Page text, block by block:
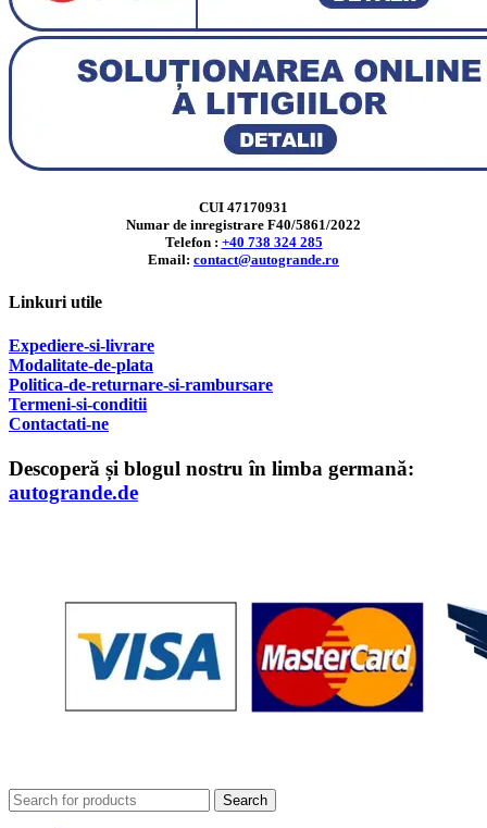
CUI 47170931
Numar de inregistrare F40/5861/2022
Telefon : +40 738 324 285
Email: contact@autogrande.ro
Linkuri utile
Expediere-si-livrare
Modalitate-de-plata
Politica-de-returnare-si-rambursare
Termeni-si-conditii
Contactati-ne
Descoperă și blogul nostru în limba germană:
autogrande.de
Search